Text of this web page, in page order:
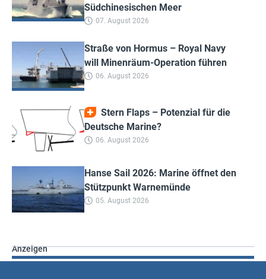
Südchinesischen Meer
07. August 2026
Straße von Hormus – Royal Navy
will Minenräum-Operation führen
06. August 2026
Stern Flaps – Potenzial für die
Deutsche Marine?
06. August 2026
Hanse Sail 2026: Marine öffnet den
Stützpunkt Warnemünde
05. August 2026
Anzeigen